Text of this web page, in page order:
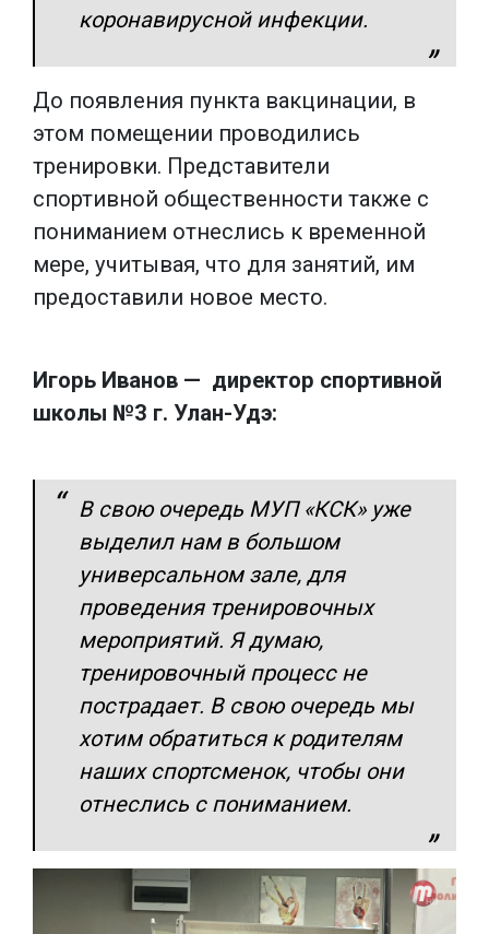
коронавирусной инфекции.
До появления пункта вакцинации, в
этом помещении проводились
тренировки. Представители
спортивной общественности также с
пониманием отнеслись к временной
мере, учитывая, что для занятий, им
предоставили новое место.
Игорь Иванов — директор спортивной
школы №3 г. Улан-Удэ:
В свою очередь МУП «КСК» уже
выделил нам в большом
универсальном зале, для
проведения тренировочных
мероприятий. Я думаю,
тренировочный процесс не
пострадает. В свою очередь мы
хотим обратиться к родителям
наших спортсменок, чтобы они
отнеслись с пониманием.